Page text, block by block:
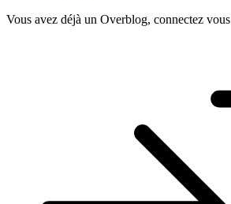
Vous avez déjà un Overblog, connectez vous